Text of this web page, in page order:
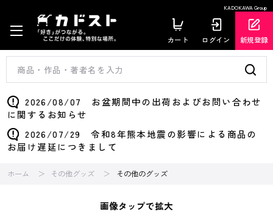
KADOKAWA Group
カート ログイン 新規登録
2026/08/07 お盆期間中の出荷およびお問い合わせ
に関するお知らせ
2026/07/29 令和8年熊本地震の影響による商品の
お届け遅延につきまして
ホーム その他グッズ その他のグッズ
画像タップで拡大